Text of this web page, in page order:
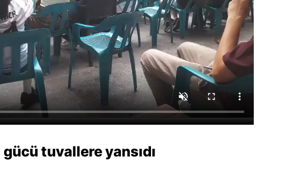
tuvallere yansıdı